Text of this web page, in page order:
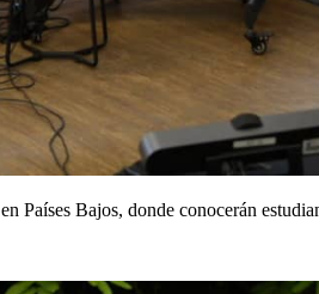
en Países Bajos, donde conocerán